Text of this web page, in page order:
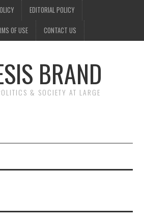
EDITORIAL POLICY
OF USE CONTACT US
BRAND
& SOCIETY AT LARGE